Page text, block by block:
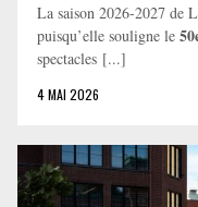
La saison 2026-2027 de
puisqu’elle souligne le
spectacles [...]
4 MAI 2026